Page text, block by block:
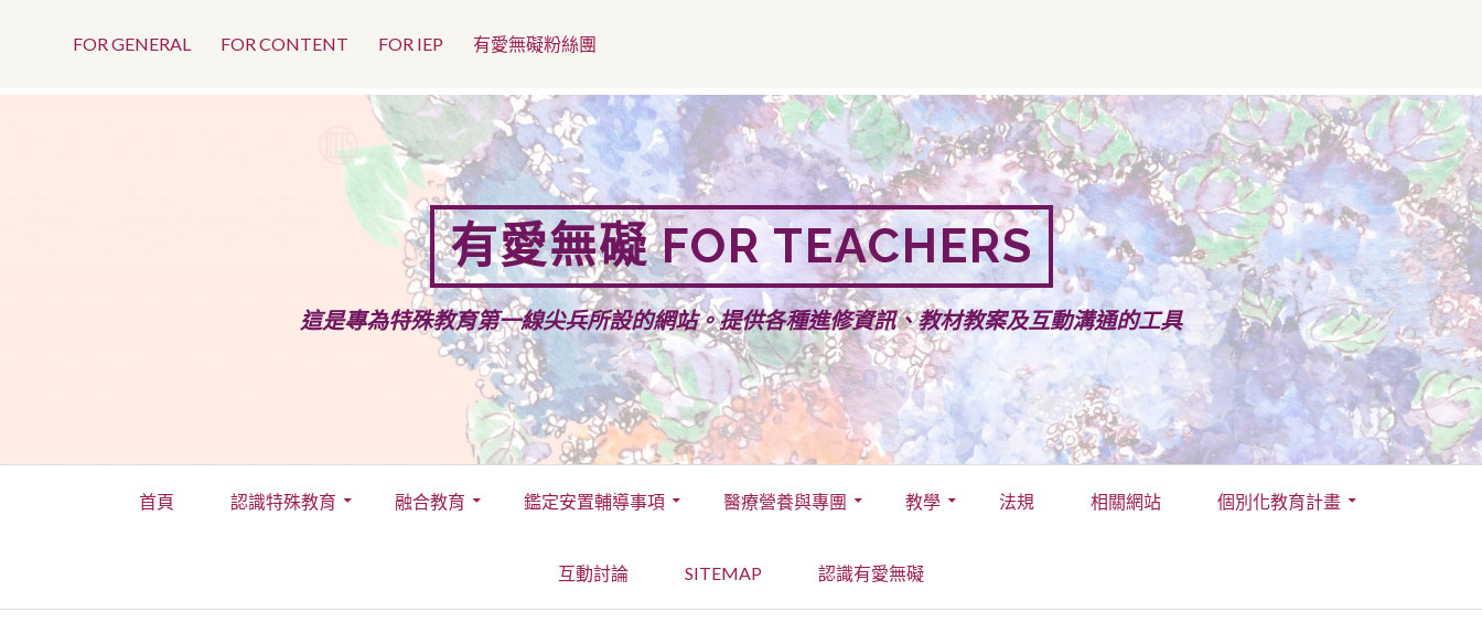
FOR GENERAL FOR CONTENT FOR IEP 有愛無礙粉絲團
有愛無礙 FOR TEACHERS
這是專為特殊教育第一線尖兵所設的網站。提供各種進修資訊、教材教案及互動溝通的工具
Primary首頁 認識特殊教育 融合教育 鑑定安置輔導事項 醫療營養與專團 教學 法規 相關網站 個別化教育計畫
互動討論 SITEMAP 認識有愛無礙